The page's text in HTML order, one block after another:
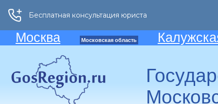
Москва Московская область